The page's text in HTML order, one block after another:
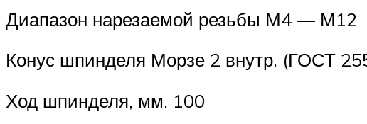
Диапазон нарезаемой резьбы М4 — М12
Конус шпинделя Морзе 2 внутр. (ГОСТ
Ход шпинделя, мм. 100